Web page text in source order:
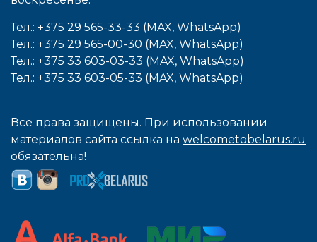
Тел.: +375 29 565-33-33 (MAX, WhatsApp)
Тел.: +375 29 565-00-30 (MAX, WhatsApp)
Тел.: +375 33 603-03-33 (MAX, WhatsApp)
Тел.: +375 33 603-05-33 (MAX, WhatsApp)
Все права защищены. При использовании
материалов сайта ссылка на welcometobelarus.ru
обязательна!